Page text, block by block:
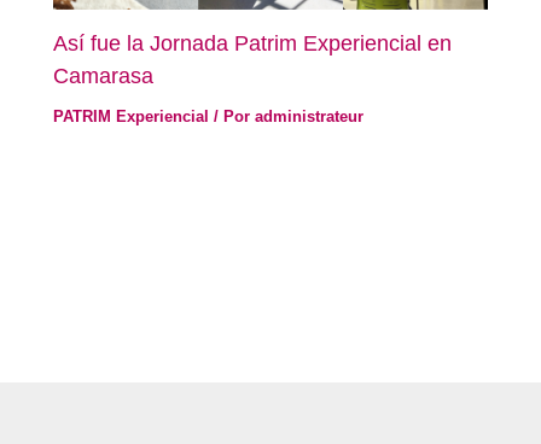
Así fue la Jornada Patrim Experiencial en
Camarasa
PATRIM Experiencial / Poradministrateur